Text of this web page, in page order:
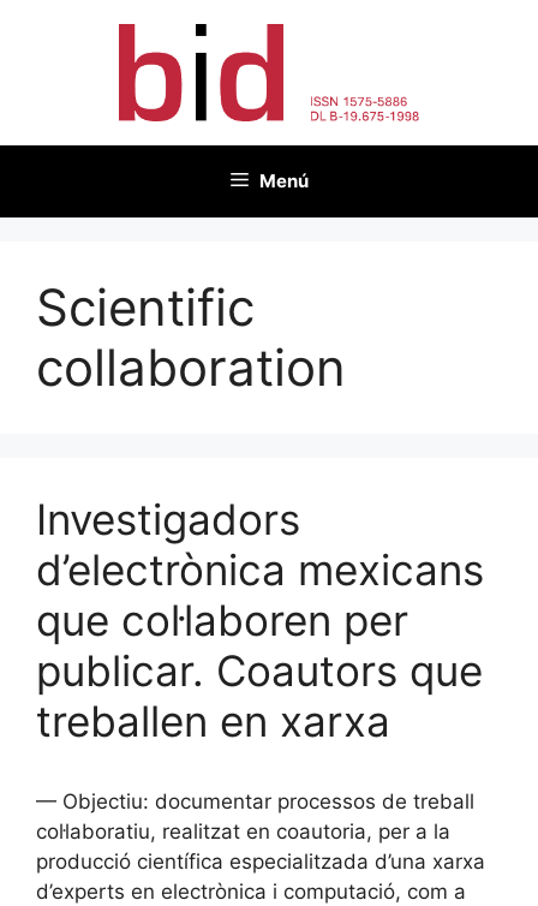
Menú
Scientific
collaboration
Investigadors
d’electrònica mexicans
que col·laboren per
publicar. Coautors que
treballen en xarxa
— Objectiu: documentar processos de treball
col·laboratiu, realitzat en coautoria, per a la
producció científica especialitzada d’una xarxa
d’experts en electrònica i computació, com a